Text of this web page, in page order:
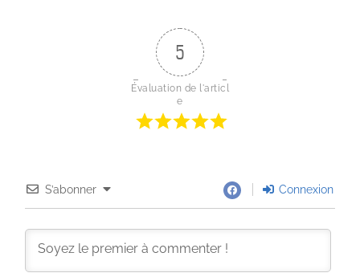
5
Évaluation de l'articl
e
S’abonner Connexion